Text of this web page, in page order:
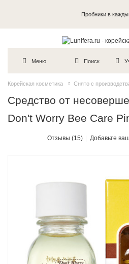
Пробники в
Меню Поиск
Корейская косметика Снято с
Средство от
Don't Worry Bee Care
Отзывы (15) Добавьте